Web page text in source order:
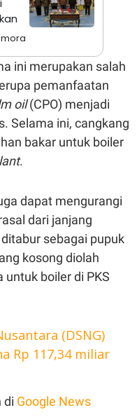
ini merupakan salah
pemanfaatan
oil(CPO) menjadi
Selama ini, cangkang
bakar untuk boiler
.
dapat mengurangi
dari janjang
sebagai pupuk
kosong diolah
boiler di PKS
(DSNG)
Rp 117,34 miliar
di Google News